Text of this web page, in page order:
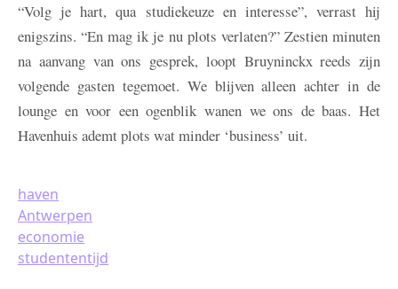
“Volg je hart, qua studiekeuze en interesse”, verrast hij
enigszins. “En mag ik je nu plots verlaten?” Zestien minuten
na aanvang van ons gesprek, loopt Bruyninckx reeds zijn
volgende gasten tegemoet. We blijven alleen achter in de
lounge en voor een ogenblik wanen we ons de baas. Het
Havenhuis ademt plots wat minder ‘business’ uit.
haven
Antwerpen
economie
studententijd